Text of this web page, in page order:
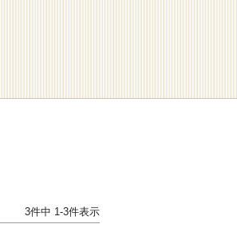
3件中 1-3件表示